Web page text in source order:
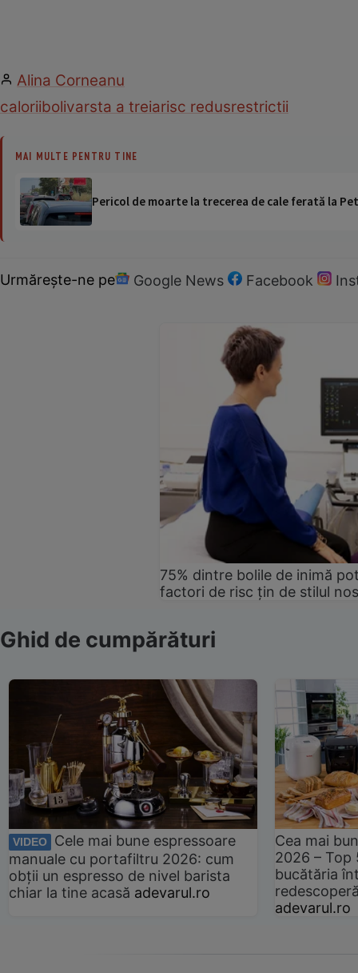
Alina Corneanu
caloriibolivarsta a treiarisc redusrestrictii
MAI MULTE PENTRU TINE
Pericol de moarte la trecerea de cale ferată la
Urmărește-ne pe Google News Facebook
75% dintre bolile de inimă
factori de risc țin de stilul
Ghid de cumpărături
VIDEO
Cele mai bune espressoare
manuale cu portafiltru 2026: cum
obții un espresso de nivel barista
chiar la tine acasă adevarul.ro
Cea mai
2026 –
bucătăria
adevarul.ro